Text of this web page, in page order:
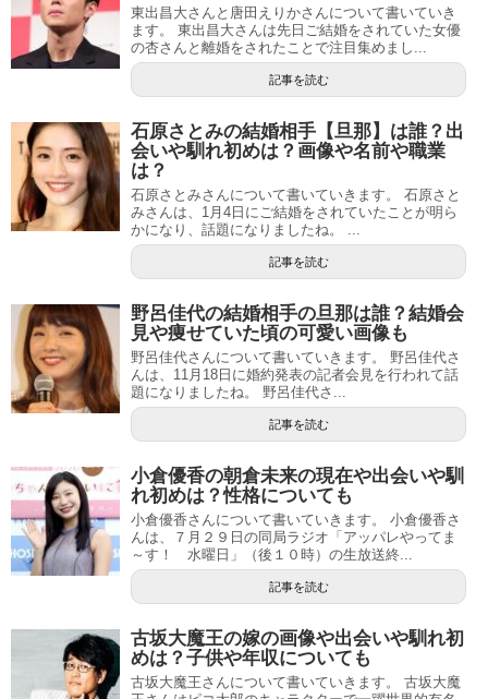
東出昌大さんと唐田えりかさんについて書いていき
ます。 東出昌大さんは先日ご結婚をされていた女優
の杏さんと離婚をされたことで注目集めまし...
記事を読む
石原さとみの結婚相手【旦那】は誰？出
会いや馴れ初めは？画像や名前や職業
は？
石原さとみさんについて書いていきます。 石原さと
みさんは、1月4日にご結婚をされていたことが明ら
かになり、話題になりましたね。 ...
記事を読む
野呂佳代の結婚相手の旦那は誰？結婚会
見や痩せていた頃の可愛い画像も
野呂佳代さんについて書いていきます。 野呂佳代さ
んは、11月18日に婚約発表の記者会見を行われて話
題になりましたね。 野呂佳代さ...
記事を読む
小倉優香の朝倉未来の現在や出会いや馴
れ初めは？性格についても
小倉優香さんについて書いていきます。 小倉優香さ
んは、７月２９日の同局ラジオ「アッパレやってま
～す！ 水曜日」（後１０時）の生放送終...
記事を読む
古坂大魔王の嫁の画像や出会いや馴れ初
めは？子供や年収についても
古坂大魔王さんについて書いていきます。 古坂大魔